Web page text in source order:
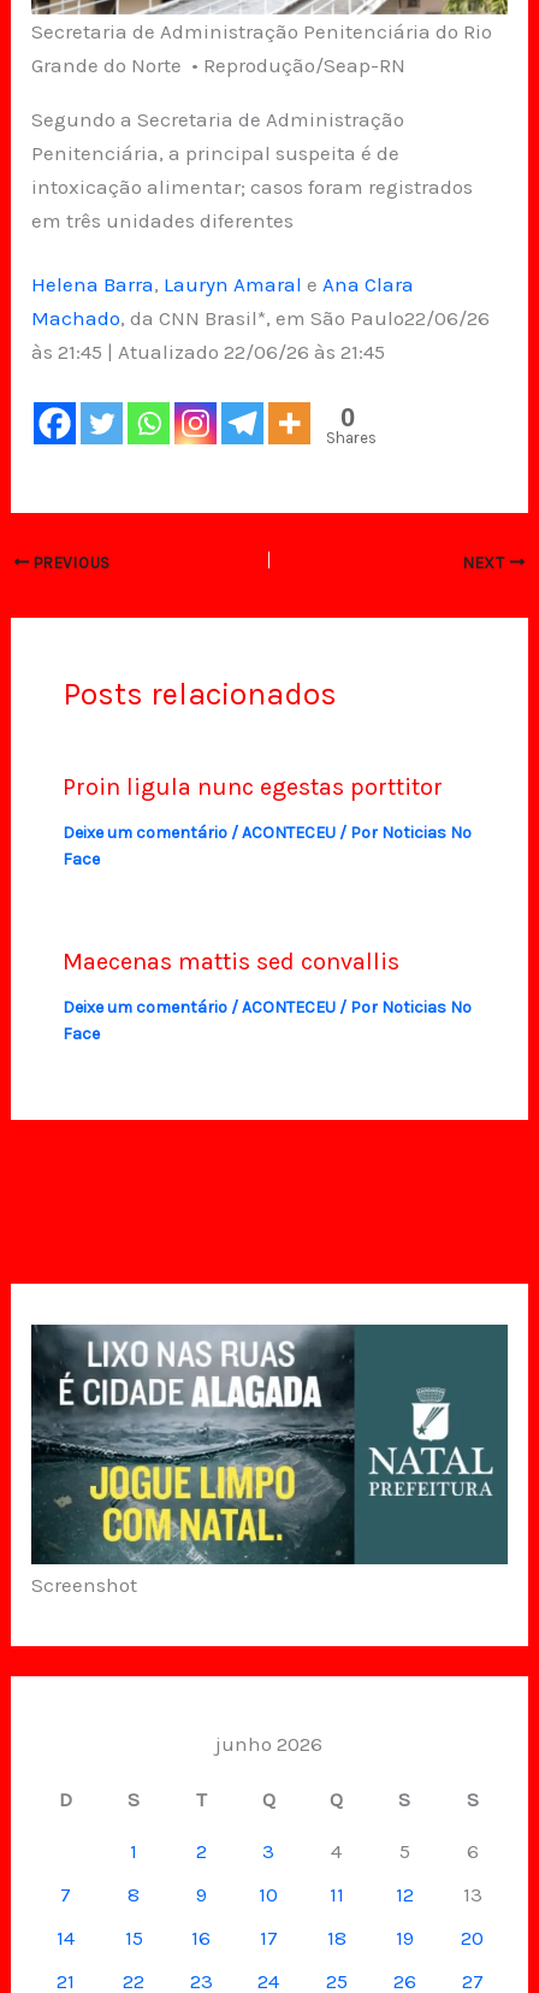
Screenshot
junho 2026
D S T Q Q S S
1 2 3 4 5
6
7
8 9 10 11 12
13
14
15 16 17 18 19
20
21
22 23 24 25 26 27
Secretaria de Administração Penitenciária do Rio
Grande do Norte • Reprodução/Seap-RN
Segundo a Secretaria de Administração
Penitenciária, a principal suspeita é de
intoxicação alimentar; casos foram registrados
em três unidades diferentes
Helena Barra, Lauryn Amaral eAna Clara
Machado, da CNN Brasil*, em São Paulo22/06/26
às 21:45 | Atualizado 22/06/26 às 21:45
0
Shares
PREVIOUS NEXT
Posts relacionados
Proin ligula nunc egestas porttitor
Deixe um comentário/ACONTECEU/ Por Noticias No
Face
Maecenas mattis sed convallis
Deixe um comentário/ACONTECEU/ Por Noticias No
Face